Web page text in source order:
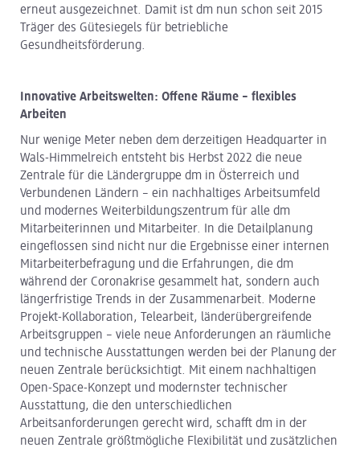
erneut ausgezeichnet. Damit ist dm nun schon seit 2015
Träger des Gütesiegels für betriebliche
Gesundheitsförderung.
Innovative Arbeitswelten: Offene Räume – flexibles
Arbeiten
Nur wenige Meter neben dem derzeitigen Headquarter in
Wals-Himmelreich entsteht bis Herbst 2022 die neue
Zentrale für die Ländergruppe dm in Österreich und
Verbundenen Ländern – ein nachhaltiges Arbeitsumfeld
und modernes Weiterbildungszentrum für alle dm
Mitarbeiterinnen und Mitarbeiter. In die Detailplanung
eingeflossen sind nicht nur die Ergebnisse einer internen
Mitarbeiterbefragung und die Erfahrungen, die dm
während der Coronakrise gesammelt hat, sondern auch
längerfristige Trends in der Zusammenarbeit. Moderne
Projekt-Kollaboration, Telearbeit, länderübergreifende
Arbeitsgruppen – viele neue Anforderungen an räumliche
und technische Ausstattungen werden bei der Planung der
neuen Zentrale berücksichtigt. Mit einem nachhaltigen
Open-Space-Konzept und modernster technischer
Ausstattung, die den unterschiedlichen
Arbeitsanforderungen gerecht wird, schafft dm in der
neuen Zentrale größtmögliche Flexibilität und zusätzlichen